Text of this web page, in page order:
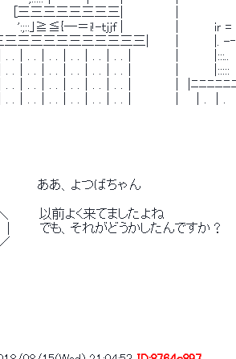
三三三|　　　　 　 |　　　　　　　
i!-ｔjjf |　　　　 　 |　　　　iｒ = ＝
三三三三三三三三三三|　　　|　　　　|. -
.│. .│. .│. .│. .│　　　　 |　　　　|:::..　
.│. .│. .│. .│. .│　　　　 |　　　　|:::::　
.│. .│. .│. .│. .│. .│　　　　 |　|ﾆﾆﾆﾆ
　　ああ、よつばちゃん
　　　 以前よく来てましたよね
　| 　 　 でも、それがどうかしたんですか？